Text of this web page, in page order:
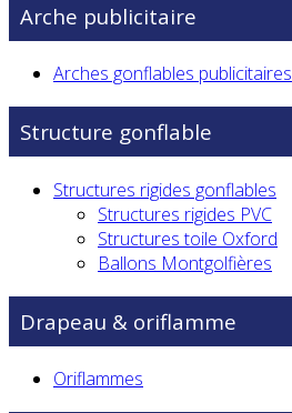
Arche publicitaire
Arches gonflables publicitaires
Structure gonflable
Structures rigides gonflables
Structures rigides PVC
Structures toile Oxford
Ballons Montgolfières
Drapeau & oriflamme
Oriflammes